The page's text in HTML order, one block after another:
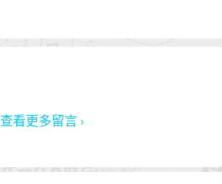
查看更多留言 ›